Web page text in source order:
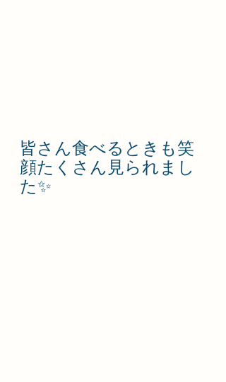
皆さん食べるときも笑
顔たくさん見られまし
た✨